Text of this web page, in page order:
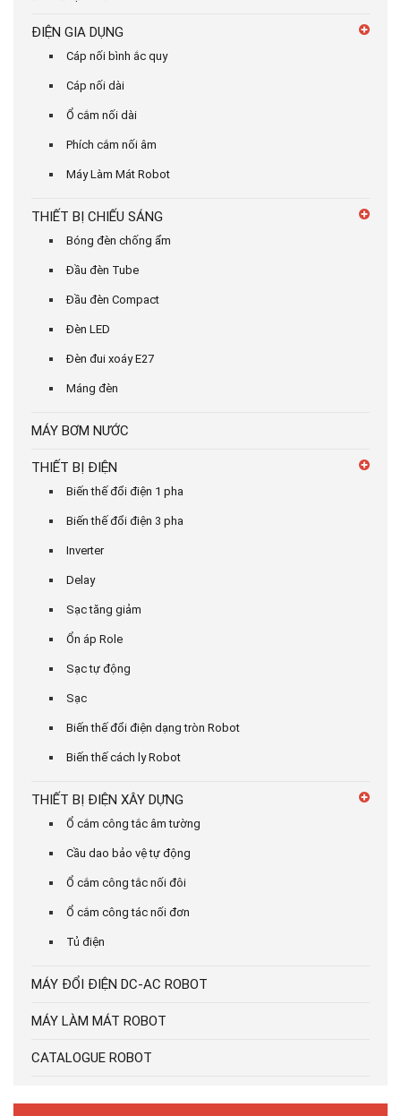
ĐIỆN GIA DỤNG
Cáp nối bình ắc quy
Cáp nối dài
Ổ cắm nối dài
Phích cắm nối âm
Máy Làm Mát Robot
THIẾT BỊ CHIẾU SÁNG
Bóng đèn chống ẩm
Đầu đèn Tube
Đầu đèn Compact
Đèn LED
Đèn đui xoáy E27
Máng đèn
MÁY BƠM NƯỚC
THIẾT BỊ ĐIỆN
Biến thế đổi điện 1 pha
Biến thế đổi điện 3 pha
Inverter
Delay
Sạc tăng giảm
Ổn áp Role
Sạc tự động
Sạc
Biến thế đổi điện dạng tròn Robot
Biến thế cách ly Robot
THIẾT BỊ ĐIỆN XÂY DỰNG
Ổ cắm công tắc âm tường
Cầu dao bảo vệ tự động
Ổ cắm công tắc nối đôi
Ổ cắm công tác nối đơn
Tủ điện
MÁY ĐỔI ĐIỆN DC-AC ROBOT
MÁY LÀM MÁT ROBOT
CATALOGUE ROBOT